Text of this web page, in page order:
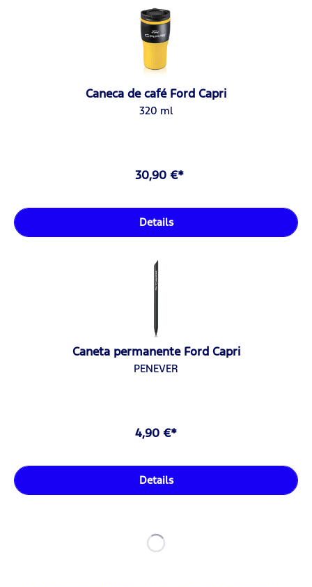
Caneca de café Ford Capri
320 ml
30,90 €*
Details
Caneta permanente Ford Capri
PENEVER
4,90 €*
Details